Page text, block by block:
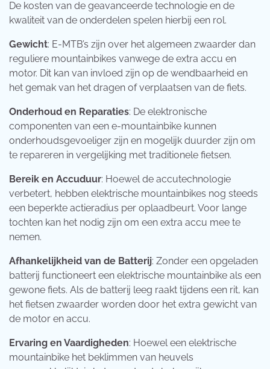
De kosten van de geavanceerde technologie en de
kwaliteit van de onderdelen spelen hierbij een rol.
Gewicht: E-MTB’s zijn over het algemeen zwaarder dan
reguliere mountainbikes vanwege de extra accu en
motor. Dit kan van invloed zijn op de wendbaarheid en
het gemak van het dragen of verplaatsen van de fiets.
Onderhoud en Reparaties: De elektronische
componenten van een e-mountainbike kunnen
onderhoudsgevoeliger zijn en mogelijk duurder zijn om
te repareren in vergelijking met traditionele fietsen.
Bereik en Accuduur: Hoewel de accutechnologie
verbetert, hebben elektrische mountainbikes nog steeds
een beperkte actieradius per oplaadbeurt. Voor lange
tochten kan het nodig zijn om een extra accu mee te
nemen.
Afhankelijkheid van de Batterij: Zonder een opgeladen
batterij functioneert een elektrische mountainbike als een
gewone fiets. Als de batterij leeg raakt tijdens een rit, kan
het fietsen zwaarder worden door het extra gewicht van
de motor en accu.
Ervaring en Vaardigheden: Hoewel een elektrische
mountainbike het beklimmen van heuvels